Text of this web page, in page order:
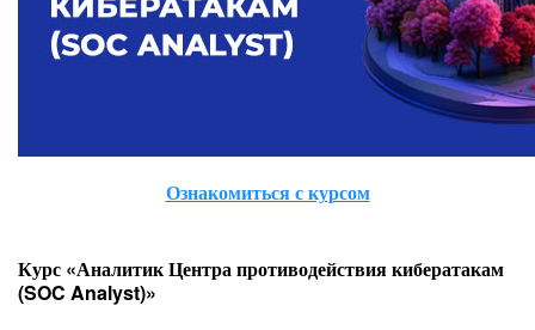
Ознакомиться с курсом
Курс «Аналитик Центра противодействия кибератакам
(SOC Analyst)»